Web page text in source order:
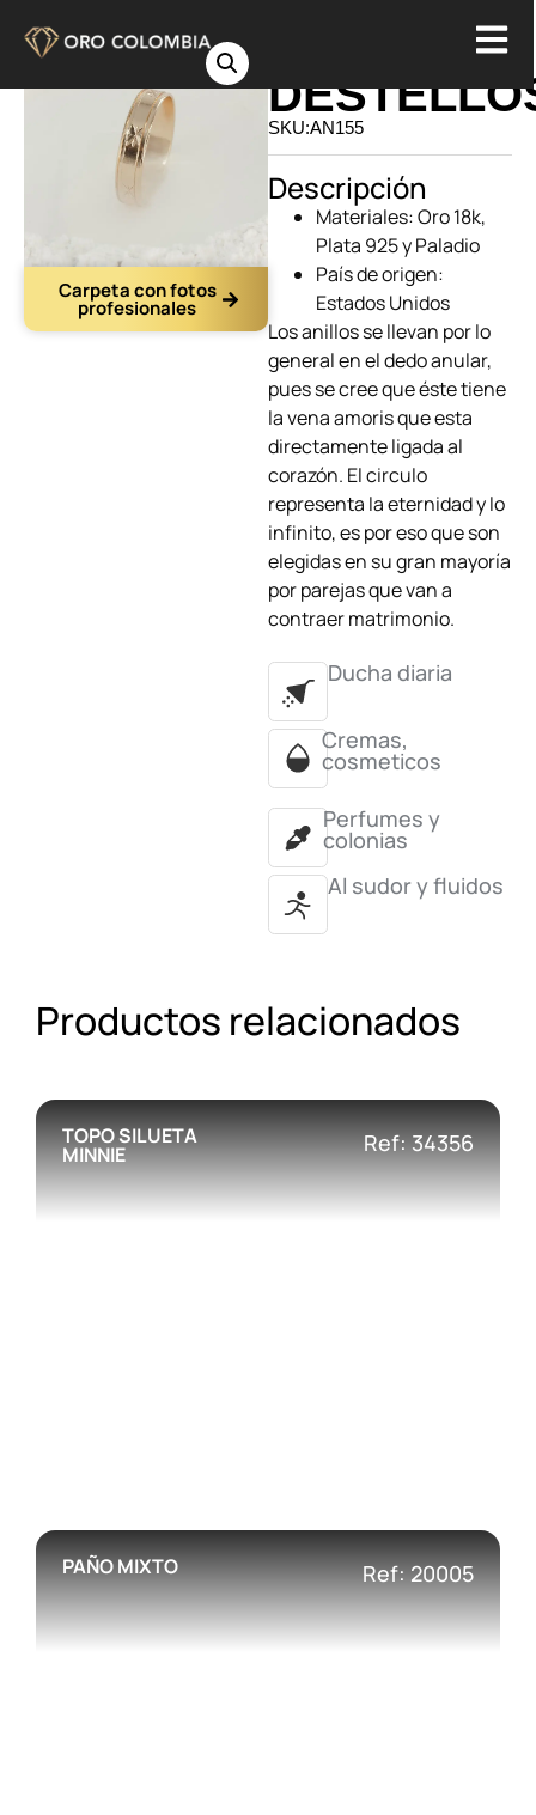
Carpeta con fotos
profesionales
ARGOLLA
SKU:AN155
Descripción
Materiales: Oro 18k,
Plata 925 y Paladio
País de origen:
Estados Unidos
Los anillosse llevan por lo
general en el dedo anular,
pues se cree que éste tiene
la vena amoris que esta
directamente ligada al
corazón. El circulo
representa la eternidad y lo
infinito, es por eso que son
elegidas en su gran mayoría
por parejas que van a
contraer matrimonio.
Ducha diaria
Cremas,
cosmeticos
Perfumes y
colonias
Al sudor y fluidos
Productos relacionados
TOPO SILUETA
MINNIE Ref: 34356
PAÑO MIXTO Ref: 20005